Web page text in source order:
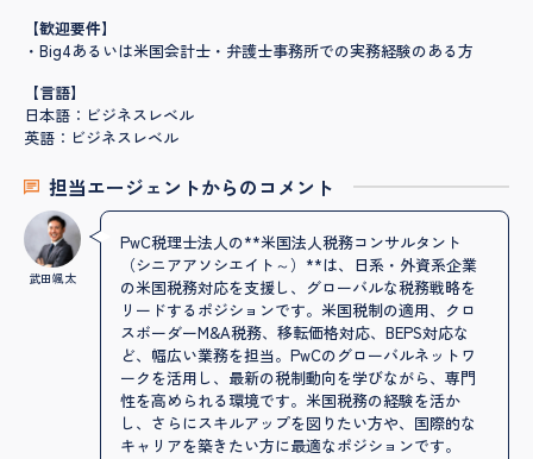
【歓迎要件】
・Big4あるいは米国会計士・弁護士事務所での実務経験のある方
【言語】
日本語：ビジネスレベル
英語：ビジネスレベル
担当エージェントからのコメント
武田颯太
PwC税理士法人の**米国法人税務コンサルタント
（シニアアソシエイト～）**は、日系・外資系企業
の米国税務対応を支援し、グローバルな税務戦略を
リードするポジションです。米国税制の適用、クロ
スボーダーM&A税務、移転価格対応、BEPS対応な
ど、幅広い業務を担当。PwCのグローバルネットワ
ークを活用し、最新の税制動向を学びながら、専門
性を高められる環境です。米国税務の経験を活か
し、さらにスキルアップを図りたい方や、国際的な
キャリアを築きたい方に最適なポジションです。